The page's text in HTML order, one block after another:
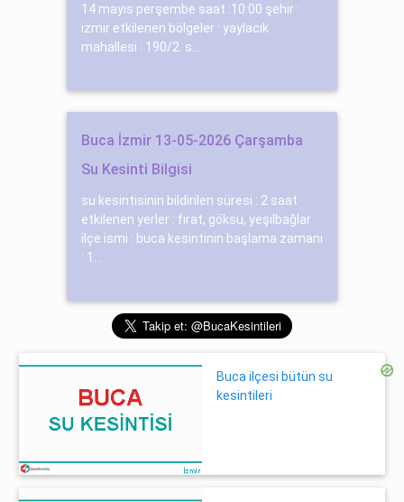
14 mayıs perşembe saat :10:00 şehir :
izmir etkilenen bölgeler : yaylacık
mahallesi : 190/2. s...
Buca İzmir 13-05-2026 Çarşamba
Su Kesinti Bilgisi
su kesintisinin bildirilen süresi : 2 saat
etkilenen yerler : fırat, göksu, yeşi̇lbağlar
ilçe ismi : buca kesintinin başlama zamanı
: 1...
Buca ilçesi bütün su
kesintileri